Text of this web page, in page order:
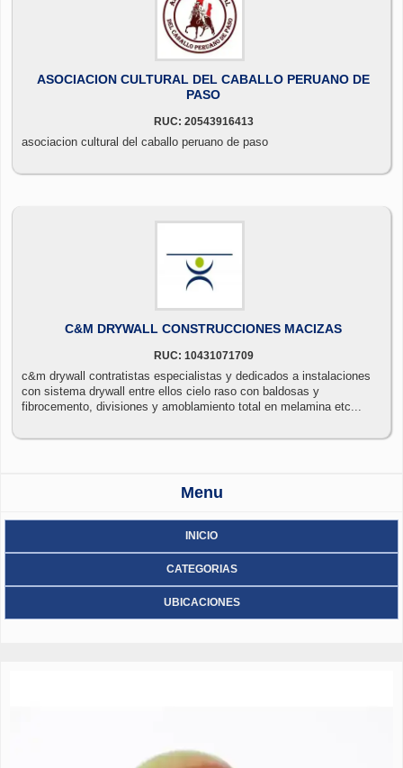
ASOCIACION CULTURAL DEL CABALLO PERUANO DE
PASO
RUC: 20543916413
asociacion cultural del caballo peruano de paso
C&M DRYWALL CONSTRUCCIONES MACIZAS
RUC: 10431071709
c&m drywall contratistas especialistas y dedicados a instalaciones
con sistema drywall entre ellos cielo raso con baldosas y
fibrocemento, divisiones y amoblamiento total en melamina etc...
Menu
INICIO
CATEGORIAS
UBICACIONES